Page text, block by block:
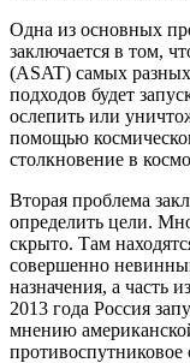
Одна из основных
заключается в том,
(ASAT) самых
подходов будет
ослепить или
помощью
столкновение в
Вторая проблема
определить цели.
скрыто. Там
совершенно
назначения, а часть
2013 года Россия
мнению
противоспутниковое